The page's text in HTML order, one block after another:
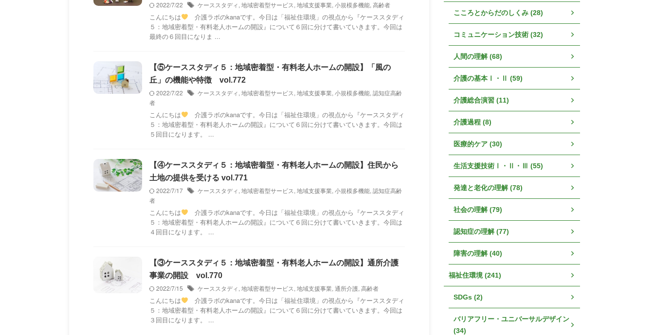
2022/7/22
ケーススタディ, 地域密着型サービス, 地域支援事業, 小規模多機能, 高齢者
こんにちは
介護ラボのkanaです。今日は「福祉住環境」の視点から『ケーススタディ
５：地域密着型・有料老人ホームの開設』について６回に分けて書いていきます。今回は
最終の６回目になりま ...
【⑤ケーススタディ５：地域密着型・有料老人ホームの開設】「風の
丘」の機能や特徴 vol.772
2022/7/22
ケーススタディ, 地域密着型サービス, 地域支援事業, 小規模多機能, 認知症高齢
者
こんにちは
介護ラボのkanaです。今日は「福祉住環境」の視点から『ケーススタディ
５：地域密着型・有料老人ホームの開設』について６回に分けて書いていきます。今回は
５回目になります。 ...
【④ケーススタディ５：地域密着型・有料老人ホームの開設】住民から
土地の提供を受ける vol.771
2022/7/17
ケーススタディ, 地域密着型サービス, 地域支援事業, 小規模多機能, 認知症高齢
者
こんにちは
介護ラボのkanaです。今日は「福祉住環境」の視点から『ケーススタディ
５：地域密着型・有料老人ホームの開設』について６回に分けて書いていきます。今回は
４回目になります。 ...
【③ケーススタディ５：地域密着型・有料老人ホームの開設】通所介護
事業の開設 vol.770
2022/7/15
ケーススタディ, 地域密着型サービス, 地域支援事業, 通所介護, 高齢者
こんにちは
介護ラボのkanaです。今日は「福祉住環境」の視点から『ケーススタディ
５：地域密着型・有料老人ホームの開設』について６回に分けて書いていきます。今回は
３回目になります。 ...
こころとからだのしくみ (28)
コミュニケーション技術 (32)
人間の理解 (68)
介護の基本Ⅰ・Ⅱ (59)
介護総合演習 (11)
介護過程 (8)
医療的ケア (30)
生活支援技術Ⅰ・Ⅱ・Ⅲ (55)
発達と老化の理解 (78)
社会の理解 (79)
認知症の理解 (77)
障害の理解 (40)
福祉住環境 (241)
SDGs (2)
バリアフリー・ユニバーサルデザイン
(34)